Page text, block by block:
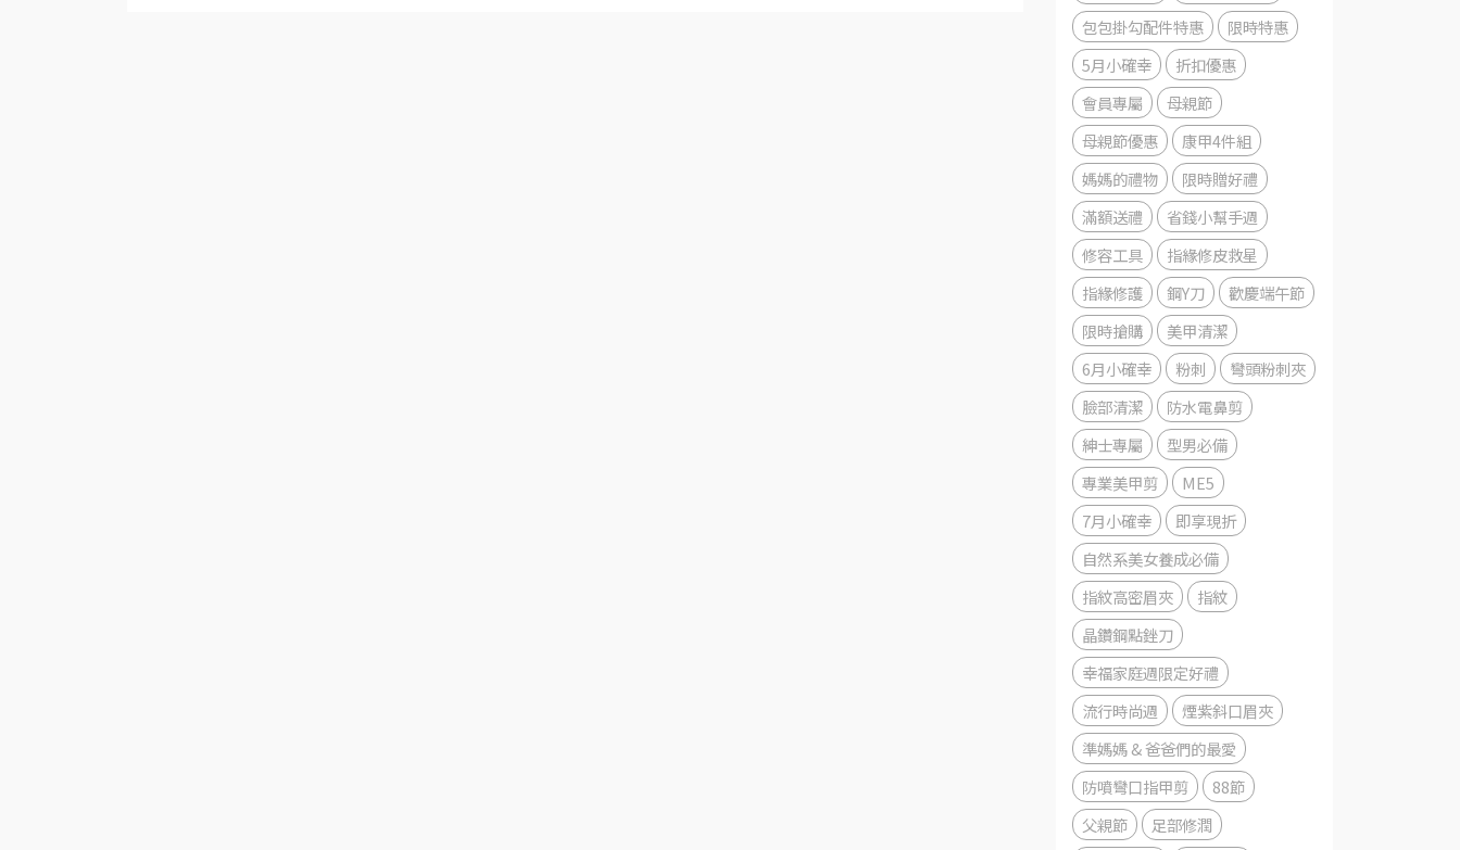
包包掛勾配件特惠
限時特惠
5月小確幸
折扣優惠
會員專屬
母親節
母親節優惠
康甲4件組
媽媽的禮物
限時贈好禮
滿額送禮
省錢小幫手週
修容工具
指緣修皮救星
指緣修護
鋼Y刀
歡慶端午節
限時搶購
美甲清潔
6月小確幸
粉刺
彎頭粉刺夾
臉部清潔
防水電鼻剪
紳士專屬
型男必備
專業美甲剪
ME5
7月小確幸
即享現折
自然系美女養成必備
指紋高密眉夾
指紋
晶鑽鋼點銼刀
幸福家庭週限定好禮
流行時尚週
煙紫斜口眉夾
準媽媽 & 爸爸們的最愛
防噴彎口指甲剪
88節
父親節
足部修潤